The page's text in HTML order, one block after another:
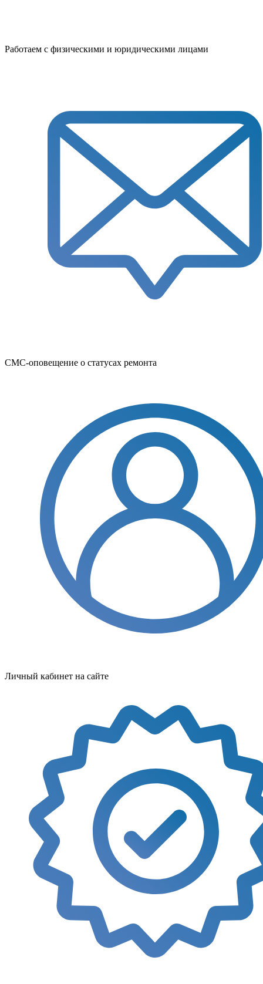
Работаем с физическими и юридическими лицами
СМС-оповещение о статусах ремонта
Личный кабинет на сайте